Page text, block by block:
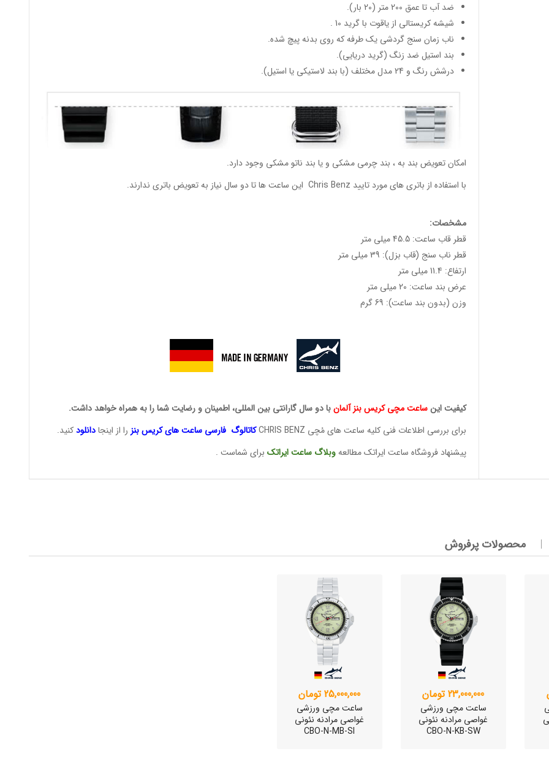
ضد آب تا عمق 200 متر (20 بار).
شیشه کریستالی از یاقوت با گرید 10 .
ناب زمان سنج گردشی یک طرفه که روی بدنه پیچ شده.
بند استیل ضد زنگ (گرید دریایی).
درشش رنگ و 24 مدل مختلف (با بند لاستیکی یا استیل).
امکان تعویض بند به ، بند چرمی مشکی و یا بند ناتو مشکی وجود دارد.
با استفاده از باتری های مورد تایید Chris Benz این ساعت ها تا دو سال نیاز به تعویض باتری ندارند.
مشخصات:
قطر قاب ساعت: 45.5 میلی متر
قطر ناب سنج (قاب بزل): 39 میلی متر
ارتفاع: 11.4 میلی متر
عرض بند ساعت: 20 میلی متر
وزن (بدون بند ساعت): 69 گرم
کیفیت این ساعت مچی کریس بنز آلمانبا دو سال گارانتی بین المللی، اطمینان و رضایت شما را به همراه خواهد داشت.
برای بررسی اطلاعات فنی کلیه ساعت های مُچی CHRIS BENZ
کاتالوگ فارسی ساعت هایکریس بنز را از اینجا دانلودکنید.
پیشنهاد فروشگاه ساعت ایراتک مطالعه وبلاگ ساعت ایراتکبرای شماست .
محصولات پرفروش
23,000,000 تومان
ساعت مچی ورزشی
غواصی مرادنه نئونی
CBO-N-KB-SW
25,000,000 تومان
ساعت مچی ورزشی
غواصی مرادنه نئونی
CBO-N-MB-SI